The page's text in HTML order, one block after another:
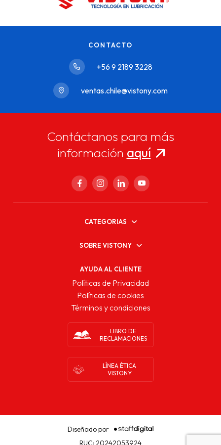
CONTACTO
+56 9 2189 3228
ventas.chile@vistony.com
Contáctanos para más
información aquí
CATEGORIAS
SOBRE VISTONY
AYUDA AL CLIENTE
Políticas de Privacidad
Políticas de cookies
Términos y condiciones
LIBRO DE
RECLAMACIONES
LÍNEA ÉTICA
VISTONY
Diseñado por
RUC: 20242053924